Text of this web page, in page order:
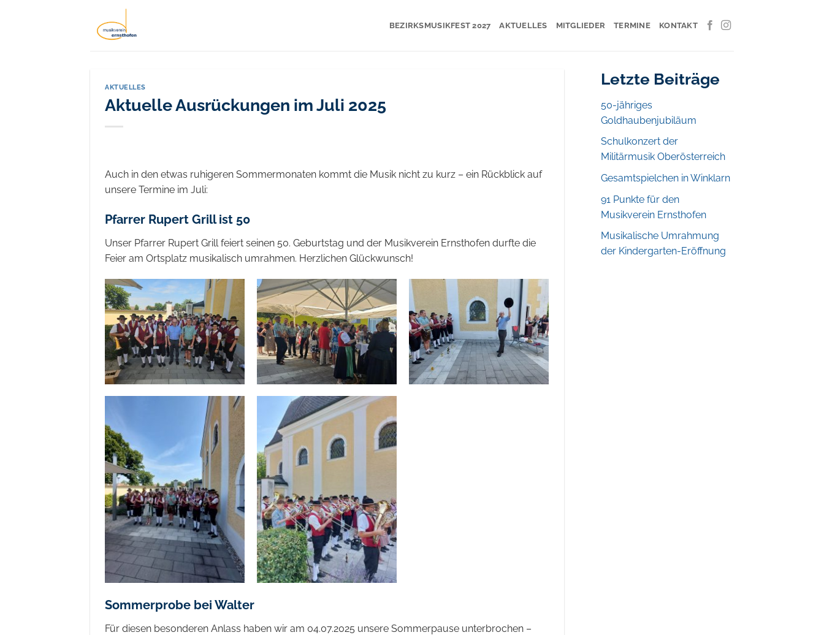
BEZIRKSMUSIKFEST 2027 AKTUELLES MITGLIEDER TERMINE KONTAKT
AKTUELLES
Aktuelle Ausrückungen im Juli 2025
Auch in den etwas ruhigeren Sommermonaten kommt die Musik nicht zu kurz – ein Rückblick auf
unsere Termine im Juli:
Pfarrer Rupert Grill ist 50
Unser Pfarrer Rupert Grill feiert seinen 50. Geburtstag und der Musikverein Ernsthofen durfte die
Feier am Ortsplatz musikalisch umrahmen. Herzlichen Glückwunsch!
Sommerprobe bei Walter
Für diesen besonderen Anlass haben wir am 04.07.2025 unsere Sommerpause unterbrochen –
Letzte Beiträge
50-jähriges
Goldhaubenjubiläum
Schulkonzert der
Militärmusik Oberösterreich
Gesamtspielchen in Winklarn
91 Punkte für den
Musikverein Ernsthofen
Musikalische Umrahmung
der Kindergarten-Eröffnung